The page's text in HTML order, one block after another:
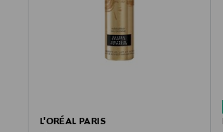
L'ORÉAL PARIS